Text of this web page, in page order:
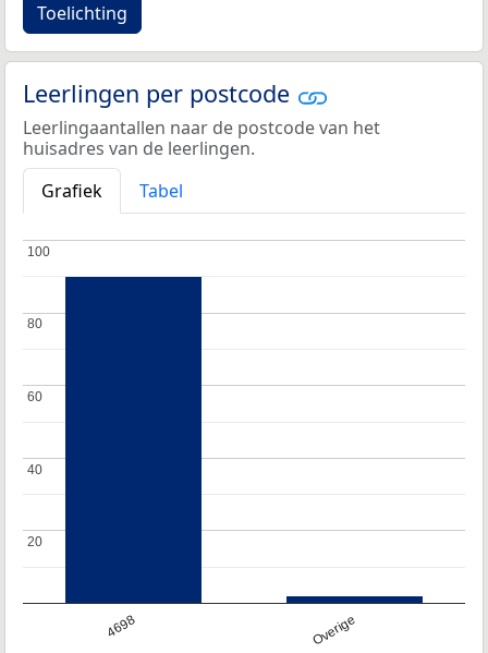
Toelichting
Leerlingen per postcode
Leerlingaantallen naar de postcode van het
huisadres van de leerlingen.
Grafiek
Tabel
4698 Overige
20
20
40
40
60
60
80
80
100
100